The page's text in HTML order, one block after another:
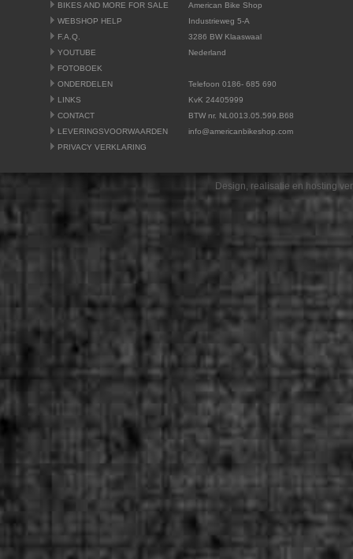
BIKES AND MORE FOR SALE
WEBSHOP HELP
F.A.Q.
YOUTUBE
FOTOBOEK
ONDERDELEN
LINKS
CONTACT
LEVERINGSVOORWAARDEN
PRIVACY VERKLARING
American Bike Shop
Industrieweg 5-A
3286 BW Klaaswaal
Nederland
Telefoon 0186- 685 690
KvK 24405999
BTW nr. NL0013.05.599.B68
info@americanbikeshop.com
Design, realisatie en hosting